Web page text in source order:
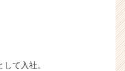
て入社。